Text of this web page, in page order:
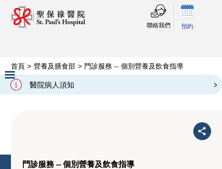
聯絡我們 預約
醫院病人須知
Slide 2 of 3.
首頁 > 營養及膳食部 > 門診服務 -- 個別營養及飲食指導
門診服務 -- 個別營養及飲食指導
門診服務 -- 個別營養及飲食指導